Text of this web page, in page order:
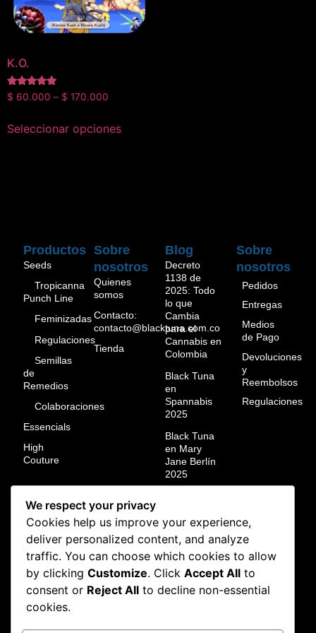
K.O.
Valorado en
5.00
$ 60.000 – $ 170.000
Seleccionar opciones
Productos
Seeds
Tropicanna
Punch Line
Feminizadas
Regulaciones
Semillas
de
Remedios
Colaboraciones
Essencials
High
Couture
Sobre
nosotros
Quienes
somos
Contacto:
contacto@blacktuna.com.co
Tienda
Blog
Decreto
1138 de
2025: Todo
lo que
Cambia
para el
Cannabis en
Colombia
Black Tuna
en
Spannabis
2025
Black Tuna
en Mary
Jane Berlín
2025
mundial en
ResinMania
México
2024
Black Tuna
en la Calyx
Sobre
nosotros
Pedidos
Entregas
Medios
de Pago
Devoluciones
y
Reembolsos
Regulaciones
We respect your privacy
Cookies help us improve your experience,
deliver personalized content, and analyze
traffic. You can choose which cookies to allow
by clicking Customize. Click Accept All to
consent or Reject All to decline non-essential
cookies.